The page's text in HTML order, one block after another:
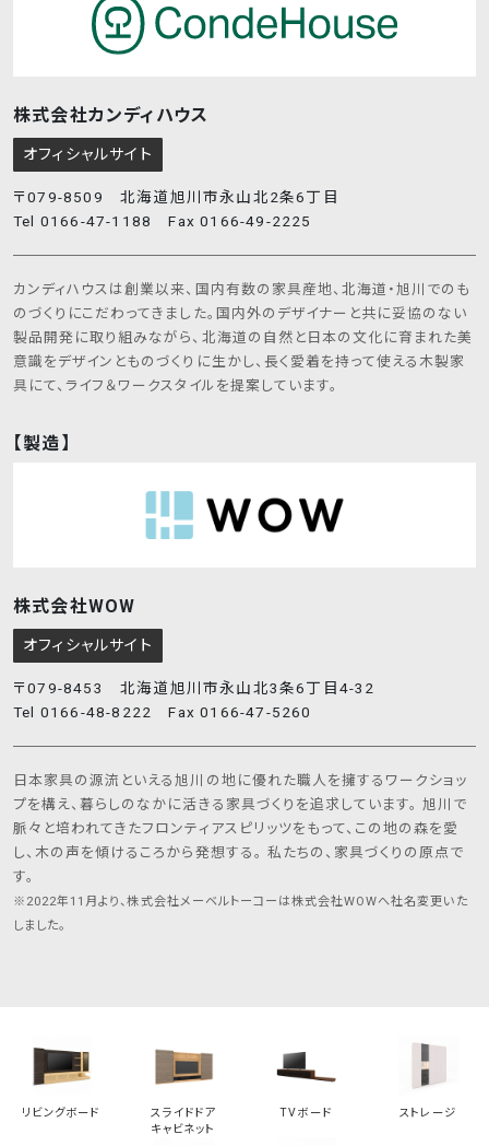
株式会社カンディハウス
オフィシャルサイト
〒079-8509 北海道旭川市永山北2条6丁目
Tel 0166-47-1188 Fax 0166-49-2225
カンディハウスは創業以来、国内有数の家具産地、北海道・旭川でのも
のづくりにこだわってきました。国内外のデザイナーと共に妥協のない
製品開発に取り組みながら、北海道の自然と日本の文化に育まれた美
意識をデザインとものづくりに生かし、長く愛着を持って使える木製家
具にて、ライフ＆ワークスタイルを提案しています。
【製造】
株式会社WOW
オフィシャルサイト
〒079-8453 北海道旭川市永山北3条6丁目4-32
Tel 0166-48-8222 Fax 0166-47-5260
日本家具の源流といえる旭川の地に優れた職人を擁するワークショッ
プを構え、暮らしのなかに活きる家具づくりを追求しています。 旭川で
脈々と培われてきたフロンティアスピリッツをもって、この地の森を愛
し、木の声を傾けるころから発想する。 私たちの、家具づくりの原点で
す。
※2022年11月より、株式会社メーベルトーコーは株式会社WOWへ社名変更いた
しました。
リビングボード
スライドドア
キャビネット
TVボード ストレージ